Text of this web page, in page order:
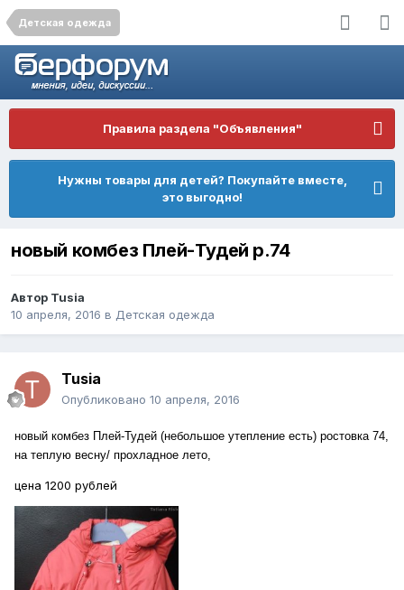
Детская одежда
Правила раздела "Объявления"
Нужны товары для детей? Покупайте вместе,
это выгодно!
новый комбез Плей-Тудей р.74
Автор Tusia
10 апреля, 2016 в Детская одежда
Tusia
Опубликовано 10 апреля, 2016
новый комбез Плей-Тудей (небольшое утепление есть) ростовка 74,
на теплую весну/ прохладное лето,
цена 1200 рублей